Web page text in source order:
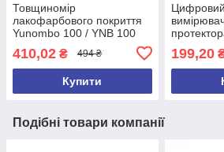
Товщиномір
лакофарбового покриття
Yunombo 100 / YNB 100
YNB-100 + БАТАРЕЙКИ та
ЧЕХОЛ
410,02 ₴ 494 ₴
Купити
199,20
Подібні товари компанії